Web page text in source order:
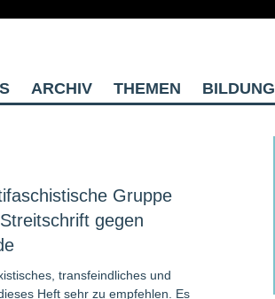
ARCHIV THEMEN BILDUNG
Gruppe
gegen
transfeindliches und
Heft sehr zu empfehlen. Es